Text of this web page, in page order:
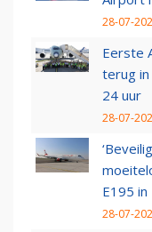
28-07-
Eerste
terug in
24 uur
28-07-
E195 in
28-07-